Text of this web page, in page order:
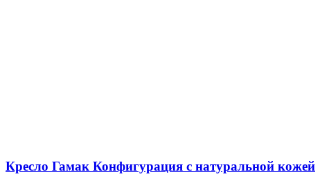
Кресло Гамак Конфигурация с натуральной кожей